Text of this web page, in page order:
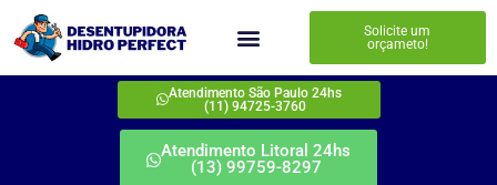
Solicite um
orçameto!
Atendimento São Paulo 24hs
(11) 94725-3760
Atendimento Litoral 24hs
(13) 99759-8297